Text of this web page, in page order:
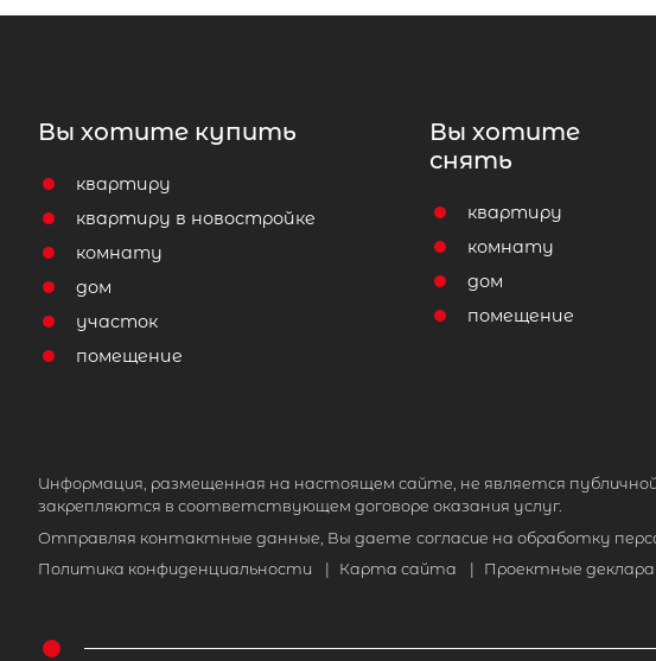
Вы хотите купить
квартиру
квартиру в новостройке
комнату
дом
участок
помещение
Вы хотите
снять
квартиру
комнату
дом
помещение
Информация, размещенная на настоящем сайте, не является
закрепляются в соответствующем договоре оказания услуг.
Отправляя контактные данные, Вы даете согласие на обработку
Политика конфиденциальности
Карта сайта Проектные